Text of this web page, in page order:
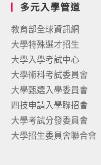
多元入學管道
教育部全球資訊網
大學特殊選才招生
大學入學考試中心
大學術科考試委員會
大學甄選入學委員會
四技申請入學聯招會
大學考試分發委員會
大學招生委員會聯合會